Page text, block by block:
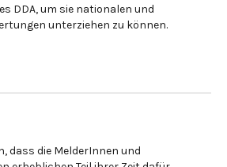
DDA, um sie nationalen und
unterziehen zu können.
dass die MelderInnen und